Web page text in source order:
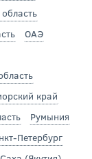
ОАЭ
край
Румыния
Петербург